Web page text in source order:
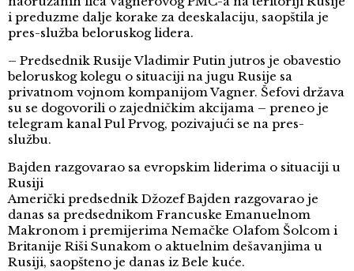
i preduzme dalje korake za deeskalaciju, saopštila je
pres-služba beloruskog lidera.
– Predsednik Rusije Vladimir Putin jutros je obavestio
beloruskog kolegu o situaciji na jugu Rusije sa
privatnom vojnom kompanijom Vagner. Šefovi država
su se dogovorili o zajedničkim akcijama – preneo je
telegram kanal Pul Prvog, pozivajući se na pres-
službu.
Bajden razgovarao sa evropskim liderima o situaciji u
Rusiji
Američki predsednik Džozef Bajden razgovarao je
danas sa predsednikom Francuske Emanuelnom
Makronom i premijerima Nemačke Olafom Šolcom i
Britanije Riši Sunakom o aktuelnim dešavanjima u
Rusiji, saopšteno je danas iz Bele kuće.